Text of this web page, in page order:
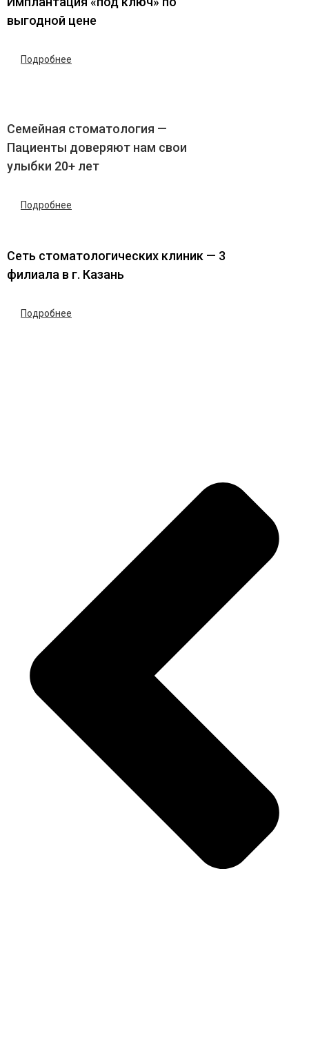
выгодной цене
Подробнее
Семейная стоматология —
Пациенты доверяют нам свои
улыбки 20+ лет
Подробнее
Сеть стоматологических клиник — 3
филиала в г. Казань
Подробнее